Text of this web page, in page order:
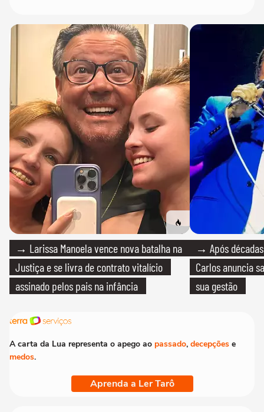
→ Larissa Manoela vence nova batalha na
Justiça e se livra de contrato vitalício
assinado pelos pais na infância
→ Após
Carlos anuncia
sua gestão
A carta da Lua representa o apego ao passado, decepções e
medos.
Aprenda a Ler Tarô